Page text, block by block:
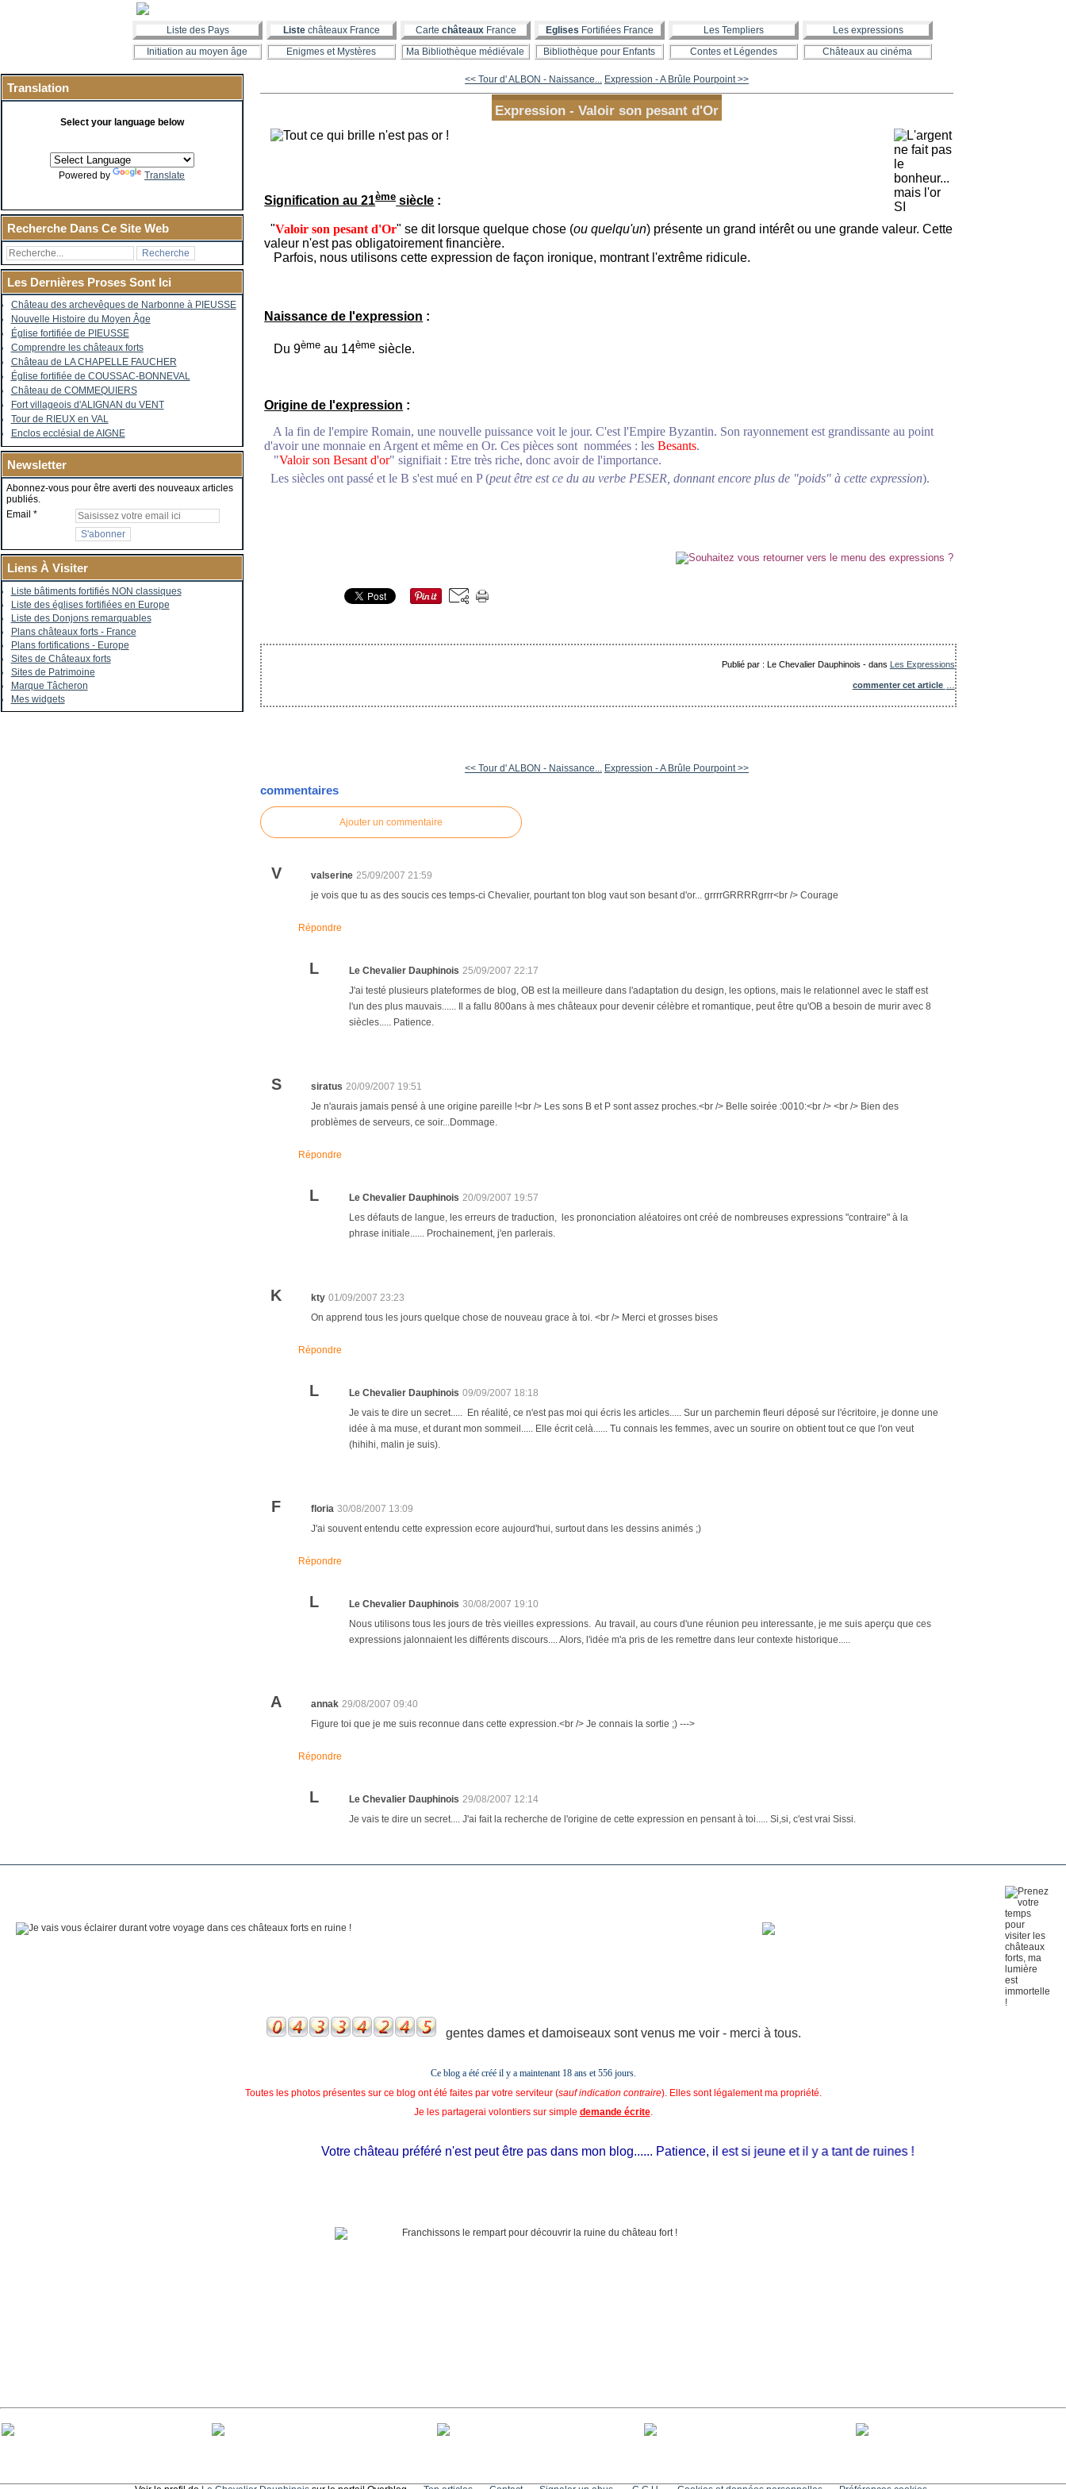
Liste des Pays Liste châteaux France Carte châteauxFrance Eglises Fortifiées France Les Templiers
Les expressions
Initiation au moyen âge
Enigmes et Mystères Ma Bibliothèque médiévale Bibliothèque pour Enfants Contes et Légendes Châteaux au cinéma
Translation
Select your language below
Powered by Translate
Recherche Dans Ce Site Web
Les Dernières Proses Sont Ici
Château des archevêques de Narbonne à PIEUSSE
Nouvelle Histoire du Moyen Âge
Église fortifiée de PIEUSSE
Comprendre les châteaux forts
Château de LA CHAPELLE FAUCHER
Église fortifiée de COUSSAC-BONNEVAL
Château de COMMEQUIERS
Fort villageois d'ALIGNAN du VENT
Tour de RIEUX en VAL
Enclos ecclésial de AIGNE
Newsletter
Abonnez-vous pour être averti des nouveaux articles
publiés.
Email
Liens À Visiter
Liste bâtiments fortifiés NON classiques
Liste des églises fortifiées en Europe
Liste des Donjons remarquables
Plans châteaux forts - France
Plans fortifications - Europe
Sites de Châteaux forts
Sites de Patrimoine
Marque Tâcheron
Mes widgets
<< Tour d' ALBON - Naissance... Expression - A Brûle Pourpoint >>
Expression - Valoir son pesant d'Or
Signification au 21èmesiècle :
"Valoir son pesant d'Or" se dit lorsque quelque chose (ou quelqu'un) présente un grand intérêt ou une grande valeur. Cette
valeur n'est pas obligatoirement financière.
Parfois, nous utilisons cette expression de façon ironique, montrant l'extrême ridicule.
Naissance de l'expression :
Du 9ème au 14ème siècle.
Origine de l'expression :
A la fin de l'empire Romain, une nouvelle puissance voit le jour. C'est l'Empire Byzantin. Son rayonnement est grandissante au point
d'avoir une monnaie en Argent et même en Or. Ces pièces sont nommées : lesBesants.
"Valoir son Besant d'or" signifiait : Etre très riche, donc avoir de l'importance.
Les siècles ont passé et le B s'est mué en P (peut être est ce du au verbe PESER, donnant encore plus de "poids" à cette expression).
Publié par : Le Chevalier Dauphinois -dans Les Expressions
commenter cet article
<< Tour d' ALBON - Naissance... Expression - A Brûle Pourpoint >>
commentaires
Ajouter un commentaire
V valserine 25/09/2007 21:59
je vois que tu as des soucis ces temps-ci Chevalier, pourtant ton blog vaut son besant d'or... grrrrGRRRRgrrr<br /> Courage
Répondre
L Le Chevalier Dauphinois 25/09/2007 22:17
J'ai testé plusieurs plateformes de blog, OB est la meilleure dans l'adaptation du design, les options, mais le relationnel avec le staff est
l'un des plus mauvais...... Il a fallu 800ans à mes châteaux pour devenir célèbre et romantique, peut être qu'OB a besoin de murir avec 8
siècles..... Patience.
S siratus 20/09/2007 19:51
Je n'aurais jamais pensé à une origine pareille !<br /> Les sons B et P sont assez proches.<br /> Belle soirée :0010:<br /> <br /> Bien des
problèmes de serveurs, ce soir...Dommage.
Répondre
L Le Chevalier Dauphinois 20/09/2007 19:57
Les défauts de langue, les erreurs de traduction, les prononciation aléatoires ont créé de nombreuses expressions "contraire" à la
phrase initiale...... Prochainement, j'en parlerais.
K kty 01/09/2007 23:23
On apprend tous les jours quelque chose de nouveau grace à toi. <br /> Merci et grosses bises
Répondre
L Le Chevalier Dauphinois 09/09/2007 18:18
Je vais te dire un secret..... En réalité, ce n'est pas moi qui écris les articles..... Sur un parchemin fleuri déposé sur l'écritoire, je donne une
idée à ma muse, et durant mon sommeil..... Elle écrit celà...... Tu connais les femmes, avec un sourire on obtient tout ce que l'on veut
(hihihi, malin je suis).
F floria 30/08/2007 13:09
J'ai souvent entendu cette expression ecore aujourd'hui, surtout dans les dessins animés ;)
Répondre
L Le Chevalier Dauphinois 30/08/2007 19:10
Nous utilisons tous les jours de très vieilles expressions. Au travail, au cours d'une réunion peu interessante, je me suis aperçu que ces
expressions jalonnaient les différents discours.... Alors, l'idée m'a pris de les remettre dans leur contexte historique.....
A annak 29/08/2007 09:40
Figure toi que je me suis reconnue dans cette expression.<br /> Je connais la sortie ;) --->
Répondre
L Le Chevalier Dauphinois 29/08/2007 12:14
Je vais te dire un secret.... J'ai fait la recherche de l'origine de cette expression en pensant à toi..... Si,si, c'est vrai Sissi.
gentes dames et damoiseaux sont venus me voir - merci à tous.
Ce blog a été créé il y a maintenant 18 ans et556 jours.
Toutes les photos présentes sur ce blog ont été faites par votre serviteur (sauf indication contraire). Elles sont légalement ma propriété.
Je les partagerai volontiers sur simple demande écrite.
Votre château préféré n'est peut être pas dans mon blog...... Patience, il est si jeune et il y a tant de ruines !